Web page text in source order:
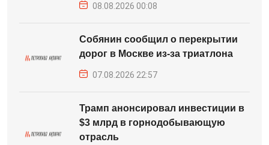
08.08.2026 00:08
Собянин сообщил о перекрытии
дорог в Москве из-за триатлона
07.08.2026 22:57
Трамп анонсировал инвестиции в
$3 млрд в горнодобывающую
отрасль